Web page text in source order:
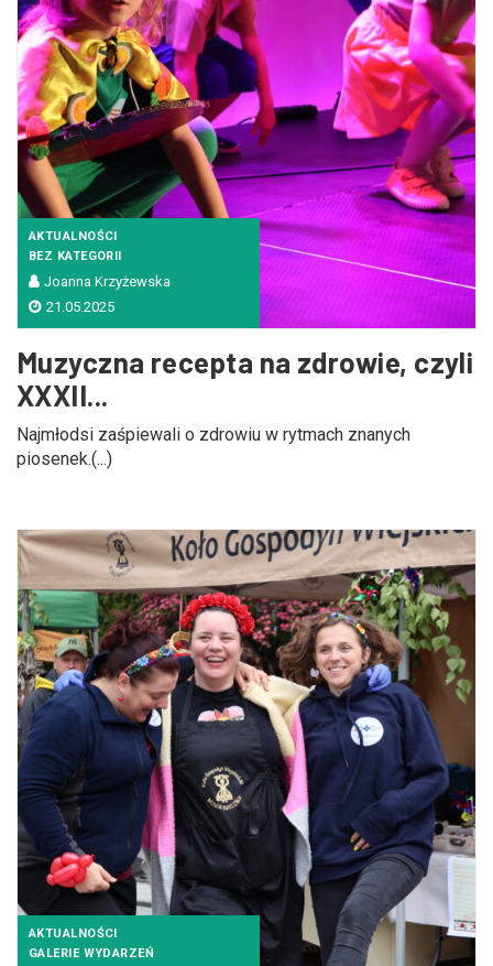
spellcheck
Bardziej czytelny tekst
Kontrast kolorów
brightness_high
Jasny kontrast
brightness_low
Ciemny kontrast
Odnośniki
format_underlined
Podkreślanie odnośników
font_download
AKTUALNOŚCI
BEZ KATEGORII
Joanna Krzyżewska
21.05.2025
Muzyczna recepta na zdrowie, czyli
XXXII...
Najmłodsi zaśpiewali o zdrowiu w rytmach znanych
piosenek.(...)
AKTUALNOŚCI
GALERIE WYDARZEŃ